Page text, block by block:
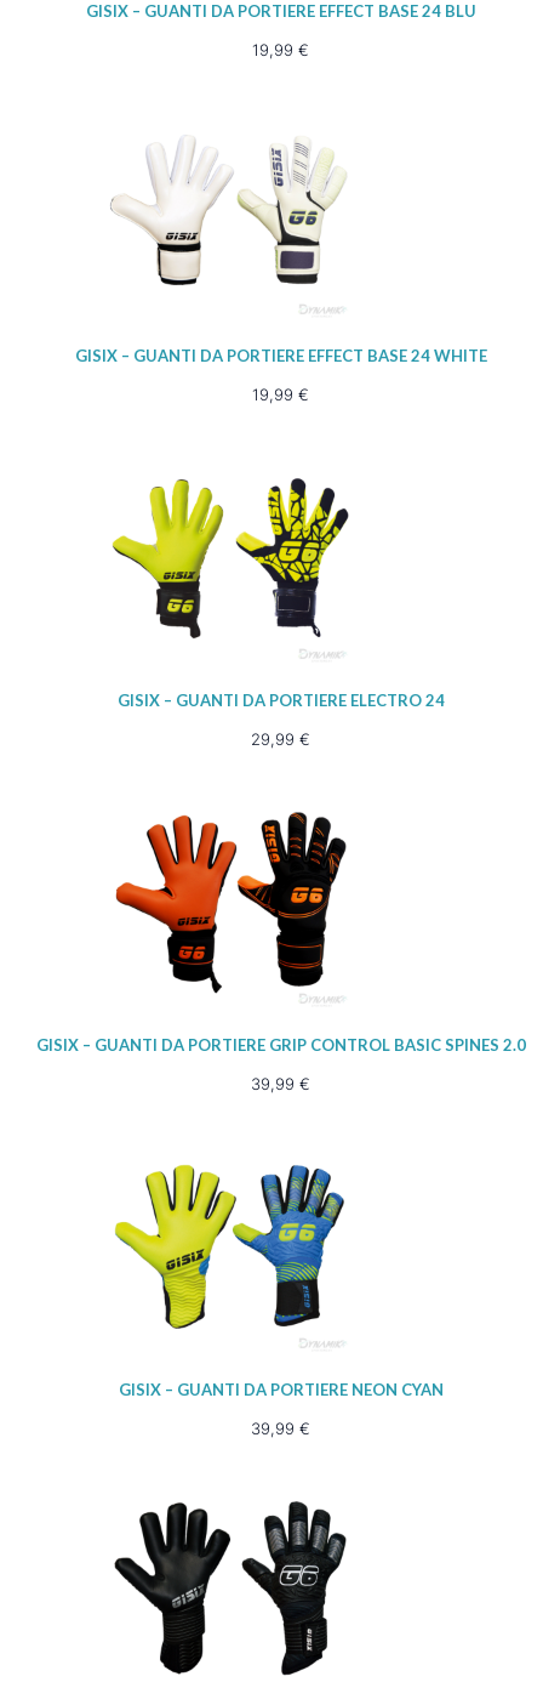
GISIX – GUANTI DA PORTIERE EFFECT BASE 24 BLU
19,99 €
GISIX – GUANTI DA PORTIERE EFFECT BASE 24 WHITE
19,99 €
GISIX – GUANTI DA PORTIERE ELECTRO 24
29,99 €
GISIX – GUANTI DA PORTIERE GRIP CONTROL BASIC SPINES 2.0
39,99 €
GISIX – GUANTI DA PORTIERE NEON CYAN
39,99 €